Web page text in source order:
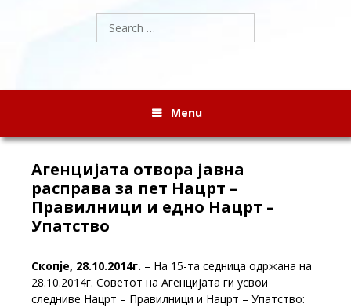
Search
for:
Menu
Агенцијата отвора јавна
расправа за пет Нацрт –
Правилници и едно Нацрт –
Упатство
Скопје, 28.10.2014г. – На 15-та седница одржана на
28.10.2014г. Советот на Агенцијата ги усвои
следниве Нацрт – Правилници и Нацрт – Упатство: